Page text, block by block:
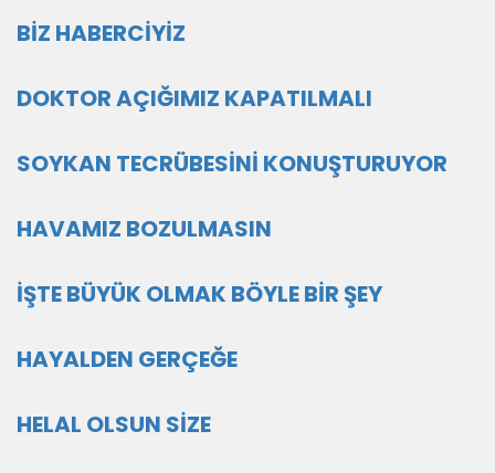
BİZ HABERCİYİZ
DOKTOR AÇIĞIMIZ KAPATILMALI
SOYKAN TECRÜBESİNİ KONUŞTURUYOR
HAVAMIZ BOZULMASIN
İŞTE BÜYÜK OLMAK BÖYLE BİR ŞEY
HAYALDEN GERÇEĞE
HELAL OLSUN SİZE